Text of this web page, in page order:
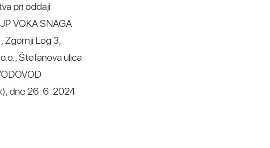
pri oddaji
VOKA SNAGA
Zgornji Log 3,
Štefanova ulica
dne 26. 6. 2024